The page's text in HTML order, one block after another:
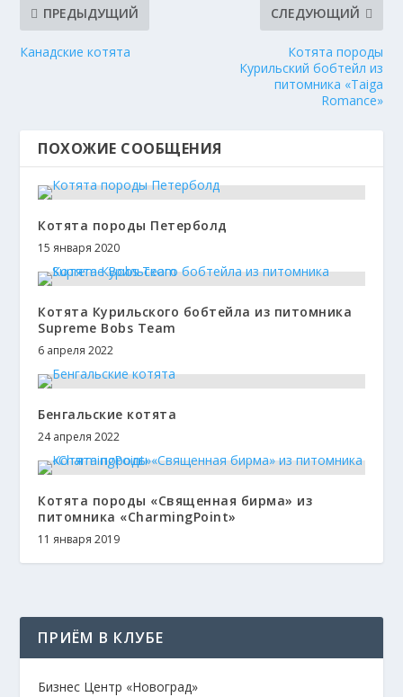
ПРЕДЫДУЩИЙ
Канадские котята
СЛЕДУЮЩИЙ
Котята породы
Курильский бобтейл из
питомника «Taiga
Romance»
ПОХОЖИЕ СООБЩЕНИЯ
Котята породы Петерболд
15 января 2020
Котята Курильского бобтейла из питомника
Supreme Bobs Team
6 апреля 2022
Бенгальские котята
24 апреля 2022
Котята породы «Священная бирма» из
питомника «CharmingPoint»
11 января 2019
ПРИЁМ В КЛУБЕ
Бизнес Центр «Новоград»